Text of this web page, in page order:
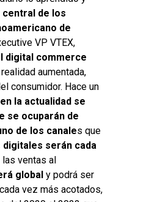
de los
de
VP VTEX,
digital commerce
aumentada,
consumidor. Hace un
en la actualidad se
se ocuparán de
de los canales que
serán cada
las ventas al
global y podrá ser
vez más acotados,